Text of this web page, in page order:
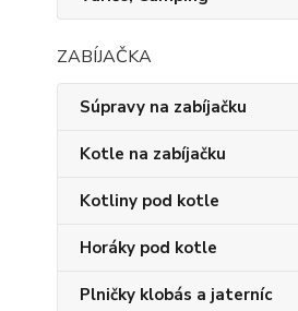
ZABÍJAČKA
Súpravy na zabíjačku
Kotle na zabíjačku
Kotliny pod kotle
Horáky pod kotle
Plničky klobás a jaterníc